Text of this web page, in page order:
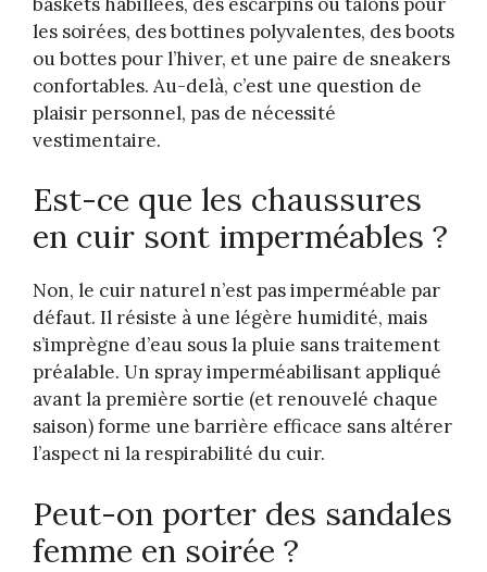
les soirées, des bottines polyvalentes, des boots
ou bottes pour l’hiver, et une paire de sneakers
confortables. Au-delà, c’est une question de
plaisir personnel, pas de nécessité
vestimentaire.
Est-ce que les chaussures
en cuir sont imperméables ?
Non, le cuir naturel n’est pas imperméable par
défaut. Il résiste à une légère humidité, mais
s’imprègne d’eau sous la pluie sans traitement
préalable. Un spray imperméabilisant appliqué
avant la première sortie (et renouvelé chaque
saison) forme une barrière efficace sans altérer
l’aspect ni la respirabilité du cuir.
Peut-on porter des sandales
femme en soirée ?